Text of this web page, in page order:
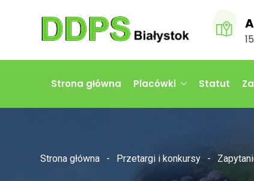
Strona główna Placówki Statut
Strona główna Przetargi i konkursy